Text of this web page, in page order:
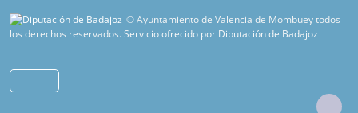
© Ayuntamiento de Valencia de Mombuey todos
los derechos reservados.Servicio ofrecido por Diputación de Badajoz